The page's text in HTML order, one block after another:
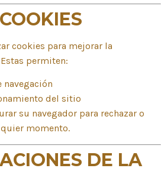
cookies para mejorar la
permiten:
navegación
del sitio
su navegador para rechazar o
momento.
DE LA